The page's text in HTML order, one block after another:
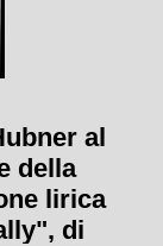
al
della
lirica
di